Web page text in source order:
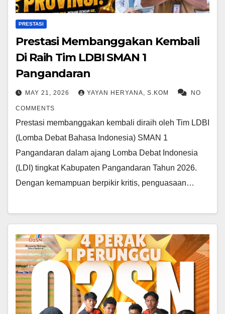
PRESTASI
Prestasi Membanggakan Kembali
Di Raih Tim LDBI SMAN 1
Pangandaran
MAY 21, 2026 YAYAN HERYANA, S.KOM NO
COMMENTS
Prestasi membanggakan kembali diraih oleh Tim LDBI
(Lomba Debat Bahasa Indonesia) SMAN 1
Pangandaran dalam ajang Lomba Debat Indonesia
(LDI) tingkat Kabupaten Pangandaran Tahun 2026.
Dengan kemampuan berpikir kritis, penguasaan…